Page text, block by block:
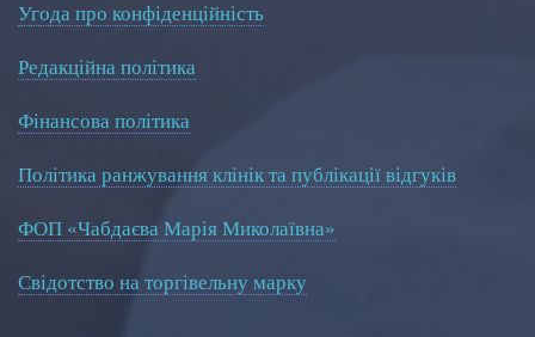
Угода про конфіденційність
Редакційна політика
Фінансова політика
Політика ранжування клінік та публікації відгуків
ФОП «Чабдаєва Марія Миколаївна»
Свідотство на торгівельну марку